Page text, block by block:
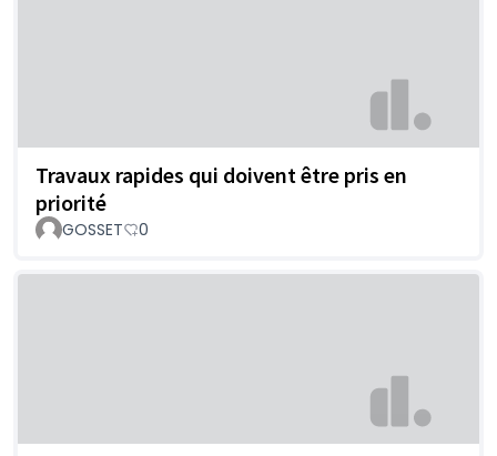
Travaux rapides qui doivent être pris en
priorité
GOSSET 0